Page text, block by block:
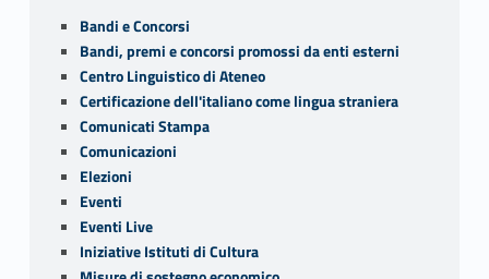
Sidebar
Bandi e Concorsi
Bandi, premi e concorsi promossi da enti esterni
Centro Linguistico di Ateneo
Certificazione dell'italiano come lingua straniera
Comunicati Stampa
Comunicazioni
Elezioni
Eventi
Eventi Live
Iniziative Istituti di Cultura